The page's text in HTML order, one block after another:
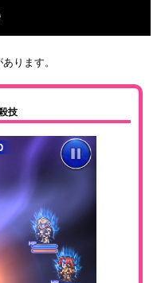
ります。
技